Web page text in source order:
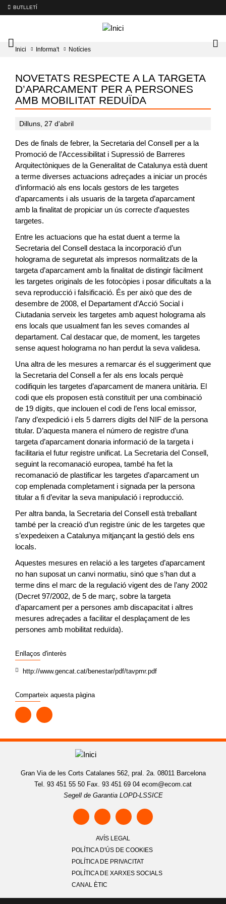
BUTLLETÍ
Mobile
menu
Inici Informa't Notícies
NOVETATS RESPECTE A LA TARGETA
D’APARCAMENT PER A PERSONES
AMB MOBILITAT REDUÏDA
Dilluns, 27 d'abril
Des de finals de febrer, la Secretaria del Consell per a la
Promoció de l’Accessibilitat i Supressió de Barreres
Arquitectòniques de la Generalitat de Catalunya està duent
a terme diverses actuacions adreçades a iniciar un procés
d’informació als ens locals gestors de les targetes
d’aparcaments i als usuaris de la targeta d’aparcament
amb la finalitat de propiciar un ús correcte d’aquestes
targetes.
Entre les actuacions que ha estat duent a terme la
Secretaria del Consell destaca la incorporació d’un
holograma de seguretat als impresos normalitzats de la
targeta d’aparcament amb la finalitat de distingir fàcilment
les targetes originals de les fotocòpies i posar dificultats a la
seva reproducció i falsificació. És per això que des de
desembre de 2008, el Departament d’Acció Social i
Ciutadania serveix les targetes amb aquest holograma als
ens locals que usualment fan les seves comandes al
departament. Cal destacar que, de moment, les targetes
sense aquest holograma no han perdut la seva validesa.
Una altra de les mesures a remarcar és el suggeriment que
la Secretaria del Consell a fer als ens locals perquè
codifiquin les targetes d’aparcament de manera unitària. El
codi que els proposen està constituït per una combinació
de 19 dígits, que inclouen el codi de l’ens local emissor,
l’any d’expedició i els 5 darrers dígits del NIF de la persona
titular. D’aquesta manera el número de registre d’una
targeta d’aparcament donaria informació de la targeta i
facilitaria el futur registre unificat. La Secretaria del Consell,
seguint la recomanació europea, també ha fet la
recomanació de plastificar les targetes d’aparcament un
cop emplenada completament i signada per la persona
titular a fi d’evitar la seva manipulació i reproducció.
Per altra banda, la Secretaria del Consell està treballant
també per la creació d’un registre únic de les targetes que
s’expedeixen a Catalunya mitjançant la gestió dels ens
locals.
Aquestes mesures en relació a les targetes d’aparcament
no han suposat un canvi normatiu, sinó que s’han dut a
terme dins el marc de la regulació vigent des de l’any 2002
(Decret 97/2002, de 5 de març, sobre la targeta
d’aparcament per a persones amb discapacitat i altres
mesures adreçades a facilitar el desplaçament de les
persones amb mobilitat reduïda).
Enllaços d'interès
http://www.gencat.cat/benestar/pdf/tavpmr.pdf
Comparteix aquesta pàgina
Gran Via de les Corts Catalanes 562, pral. 2a. 08011 Barcelona
Tel. 93 451 55 50 Fax. 93 451 69 04 ecom@ecom.cat
Segell de Garantia LOPD-LSSICE
AVÍS LEGAL
POLÍTICA D'ÚS DE COOKIES
POLÍTICA DE PRIVACITAT
POLÍTICA DE XARXES SOCIALS
CANAL ÈTIC